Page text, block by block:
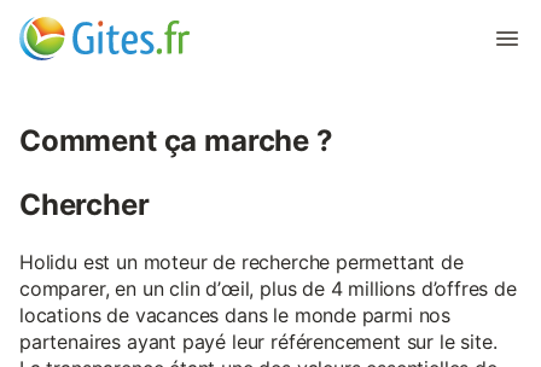
Comment ça marche ?
Chercher
Holidu est un moteur de recherche permettant de
comparer, en un clin d’œil, plus de 4 millions d’offres de
locations de vacances dans le monde parmi nos
partenaires ayant payé leur référencement sur le site.